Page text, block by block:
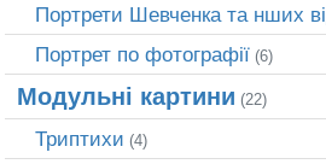
Портрети Шевченка та нших
Портрет по фотографії (6)
Модульні картини (22)
Триптихи (4)